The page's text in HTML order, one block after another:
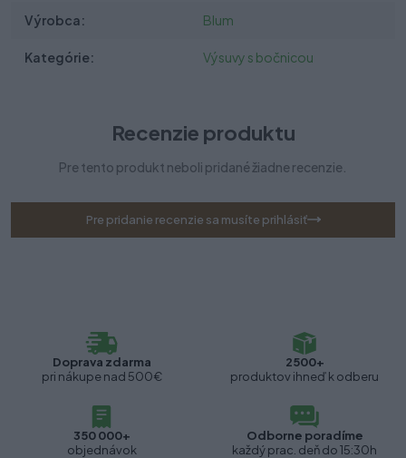
Výrobca: Blum
Kategórie: Výsuvy s bočnicou
Recenzie produktu
Pre tento produkt neboli pridané žiadne recenzie.
Pre pridanie recenzie sa musíte prihlásiť
Doprava zdarma
pri nákupe nad 500€
2500+
produktov ihneď k odberu
350 000+
objednávok
Odborne poradíme
každý prac. deň do 15:30h